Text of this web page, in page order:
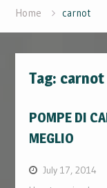
Home carnot
Tag: carnot
POMPE DI
MEGLIO
July 17, 2014